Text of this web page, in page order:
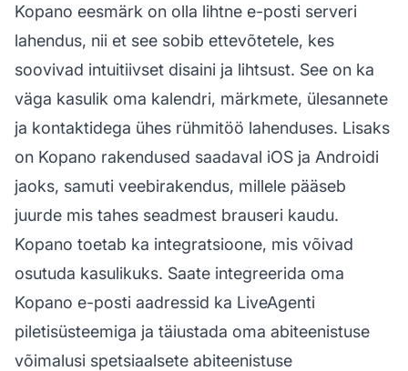
Kopano eesmärk on olla lihtne e-posti serveri
lahendus, nii et see sobib ettevõtetele, kes
soovivad intuitiivset disaini ja lihtsust. See on ka
väga kasulik oma kalendri, märkmete, ülesannete
ja kontaktidega ühes rühmitöö lahenduses. Lisaks
on Kopano rakendused saadaval iOS ja Androidi
jaoks, samuti veebirakendus, millele pääseb
juurde mis tahes seadmest brauseri kaudu.
Kopano toetab ka integratsioone, mis võivad
osutuda kasulikuks. Saate integreerida oma
Kopano e-posti aadressid ka LiveAgenti
piletisüsteemiga ja täiustada oma abiteenistuse
võimalusi spetsiaalsete abiteenistuse